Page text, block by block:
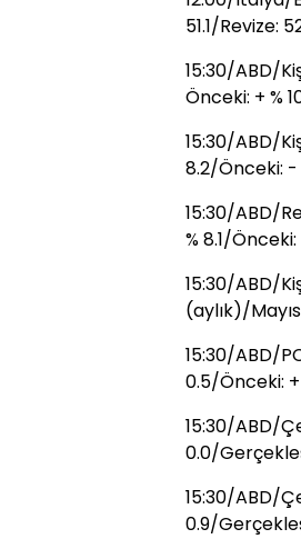
51.1/Revize:
15:30/ABD/
Önceki: + %
15:30/ABD/
8.2/Önceki: -
15:30/ABD/
% 8.1/Önceki:
15:30/ABD/
(aylık)/
15:30/ABD/
0.5/Önceki: +
15:30/ABD/
0.0/
15:30/ABD/
0.9/